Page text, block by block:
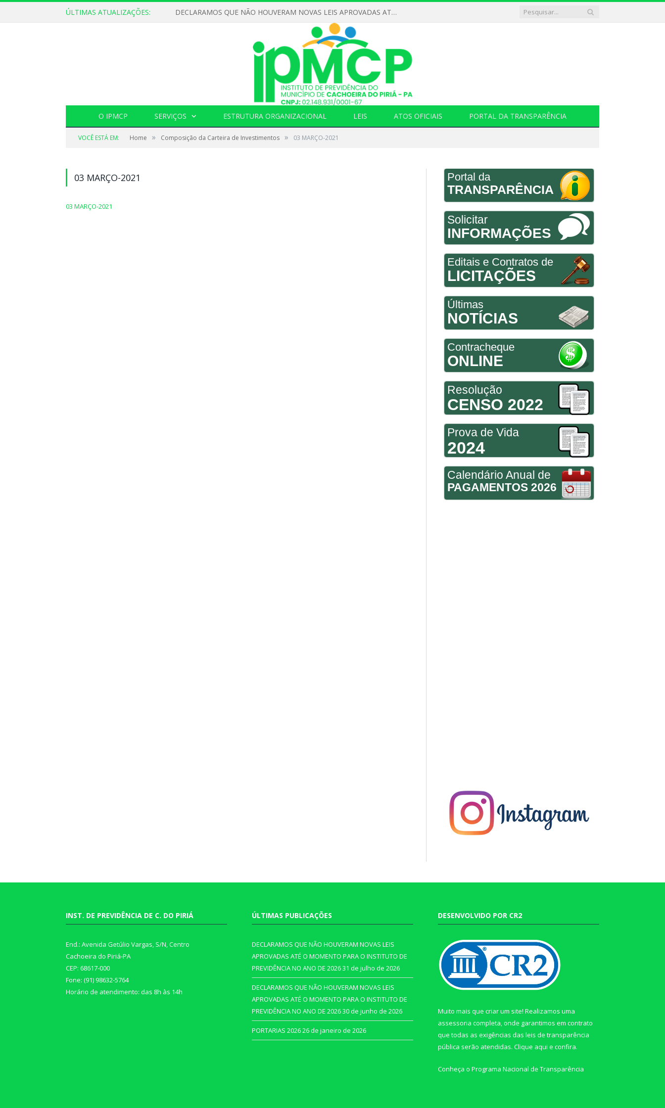
ÚLTIMAS ATUALIZAÇÕES: DECLARAMOS QUE NÃO HOUVERAM NOVAS LEIS APROVADAS ATÉ O MOMENTO PARA O INSTITUTO DE PREVIDÊNCIA NO ANO DE 2026
O IPMCP SERVIÇOS ESTRUTURA ORGANIZACIONAL LEIS ATOS OFICIAIS PORTAL DA TRANSPARÊNCIA
VOCÊ ESTÁ EM: Home » Composição da Carteira de Investimentos » 03 MARÇO-2021
03 MARÇO-2021
03 MARÇO-2021
Portal da
TRANSPARÊNCIA
Solicitar
INFORMAÇÕES
Editais e Contratos de
LICITAÇÕES
Últimas
NOTÍCIAS
Contracheque
ONLINE
Resolução
CENSO 2022
Prova de Vida
2024
Calendário Anual de
PAGAMENTOS 2026
INST. DE PREVIDÊNCIA DE C. DO PIRIÁ
End.: Avenida Getúlio Vargas, S/N, Centro
Cachoeira do Piriá-PA
CEP: 68617-000
Fone: (91) 98632-5764
Horário de atendimento: das 8h às 14h
ÚLTIMAS PUBLICAÇÕES
DECLARAMOS QUE NÃO HOUVERAM NOVAS LEIS
APROVADAS ATÉ O MOMENTO PARA O INSTITUTO DE
PREVIDÊNCIA NO ANO DE 202631 de julho de 2026
DECLARAMOS QUE NÃO HOUVERAM NOVAS LEIS
APROVADAS ATÉ O MOMENTO PARA O INSTITUTO DE
PREVIDÊNCIA NO ANO DE 202630 de junho de 2026
PORTARIAS 202626 de janeiro de 2026
DESENVOLVIDO POR CR2
Muito mais que criar um site! Realizamos uma
assessoria completa, onde garantimos em contrato
que todas as exigências das leis de transparência
pública serão atendidas. Clique aqui e confira.
Conheça o Programa Nacional de Transparência